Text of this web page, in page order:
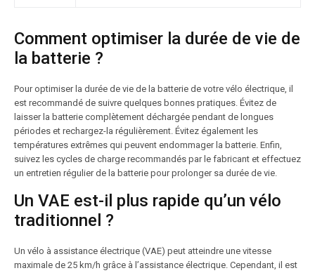
Comment optimiser la durée de vie de
la batterie ?
Pour optimiser la durée de vie de la batterie de votre vélo électrique, il
est recommandé de suivre quelques bonnes pratiques. Évitez de
laisser la batterie complètement déchargée pendant de longues
périodes et rechargez-la régulièrement. Évitez également les
températures extrêmes qui peuvent endommager la batterie. Enfin,
suivez les cycles de charge recommandés par le fabricant et effectuez
un entretien régulier de la batterie pour prolonger sa durée de vie.
Un VAE est-il plus rapide qu’un vélo
traditionnel ?
Un vélo à assistance électrique (VAE) peut atteindre une vitesse
maximale de 25 km/h grâce à l’assistance électrique. Cependant, il est